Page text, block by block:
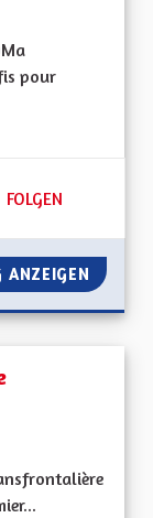
pour
51 FOLLOWER
FOLGEN
MIEUX VIVRE EN
ANZEIGEN MIEUX